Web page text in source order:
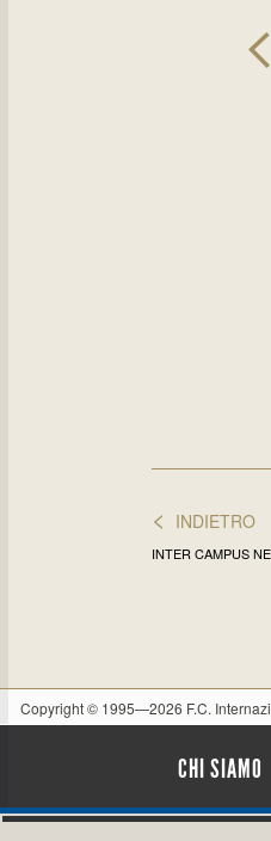
< INDIETRO
INTER CAMPUS
Copyright © 1995—2026 F.C.
CHI SIAMO